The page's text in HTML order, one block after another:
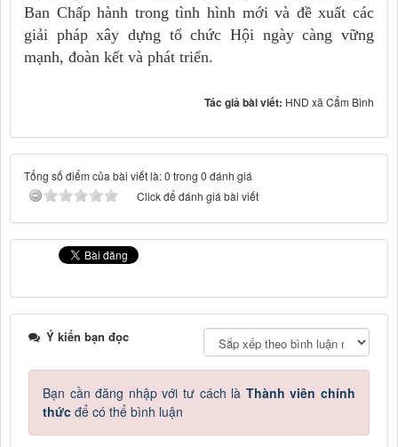
Ban Chấp hành trong tình hình mới và đề xuất các
giải pháp xây dựng tổ chức Hội ngày càng vững
mạnh, đoàn kết và phát triển.
Tác giả bài viết: HND xã Cẩm Bình
Tổng số điểm của bài viết là: 0 trong 0 đánh giá
Click để đánh giá bài viết
Ý kiến bạn đọc
Bạn cần đăng nhập với tư cách là Thành viên chính
thức để có thể bình luận